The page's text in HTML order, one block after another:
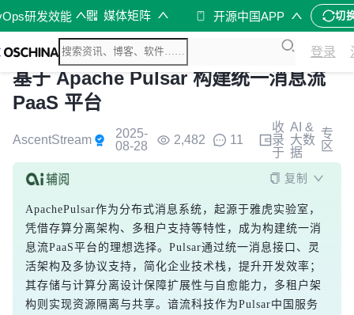
研发效能 媒体矩阵 开源中国APP 切
登录
基于 Apache Pulsar 构建统一消息流
PaaS 平台
AscentStream
2025-
08-28
2,482 11
收
录
于
AI &
大数
据
专
区
复制
ApachePulsar作为分布式消息系统，起源于雅虎实验室，
凭借存算分离架构、多租户支持等特性，成为构建统一消
息流PaaS平台的理想选择。Pulsar通过统一消息接口、灵
活架构及多协议支持，简化企业技术栈，提升开发效率；
其存储与计算分离设计保障扩展性与自愈能力，多租户架
构则实现资源隔离与共享。谙流科技作为Pulsar中国服务